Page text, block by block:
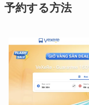
予約する方法